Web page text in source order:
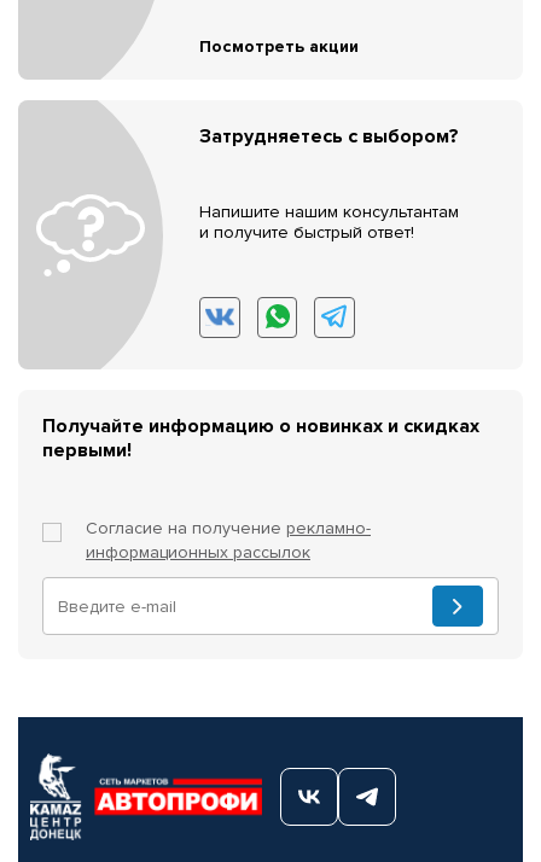
Посмотреть акции
Затрудняетесь с выбором?
Напишите нашим консультантам
и получите быстрый ответ!
Получайте информацию о новинках и скидках
первыми!
Согласие на получение рекламно-
информационных рассылок